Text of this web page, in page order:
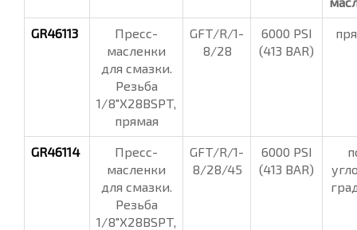
GR46113
Пресс-
масленки
для смазки.
Резьба
1/8"Х28BSPT,
прямая
GFT/R/1-
8/28
6000 PSI
(413 BAR)
GR46114
Пресс-
масленки
для смазки.
Резьба
1/8"Х28BSPT,
GFT/R/1-
8/28/45
6000 PSI
(413 BAR)